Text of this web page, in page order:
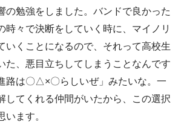
の勉強をしました。バンドで良かった
時々で決断をしていく時に、マイノリ
いくことになるので、それって高校生
た、悪目立ちしてしまうことなんです
路は〇△×〇らしいぜ」みたいな。一
してくれる仲間がいたから、この選択
います。